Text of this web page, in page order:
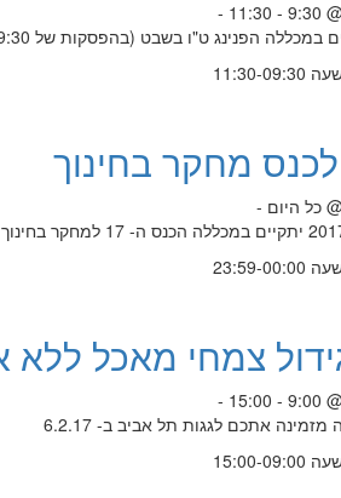
מחקר בחינוך
צמחי מאכל ללא
אתכם לגגות תל אביב ב- 6.2.17